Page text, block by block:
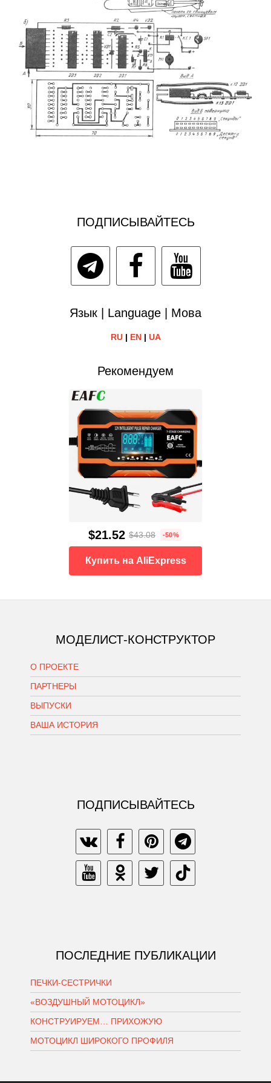
ПОДПИСЫВАЙТЕСЬ
Язык | Language | Мова
RU| EN| UA
Рекомендуем
$21.52 $43.08 -50%
Купить на AliExpress
МОДЕЛИСТ-КОНСТРУКТОР
О ПРОЕКТЕ
ПАРТНЕРЫ
ВЫПУСКИ
ВАША ИСТОРИЯ
ПОДПИСЫВАЙТЕСЬ
ПОСЛЕДНИЕ ПУБЛИКАЦИИ
ПЕЧКИ-СЕСТРИЧКИ
«ВОЗДУШНЫЙ МОТОЦИКЛ»
КОНСТРУИРУЕМ… ПРИХОЖУЮ
МОТОЦИКЛ ШИРОКОГО ПРОФИЛЯ